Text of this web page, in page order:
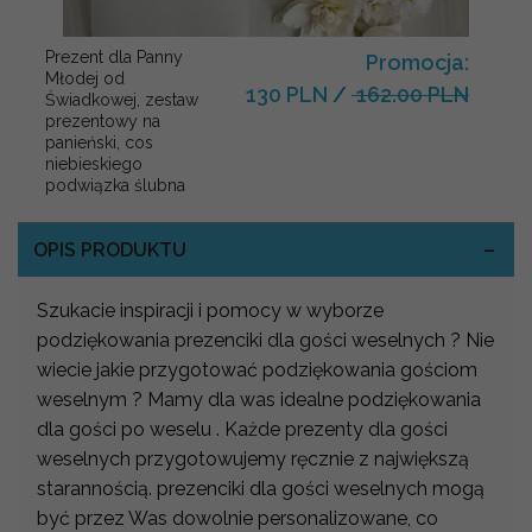
Prezent dla Panny
Młodej od
Świadkowej, zestaw
prezentowy na
panieński, cos
niebieskiego
podwiązka ślubna
Promocja:
130 PLN / 162.00 PLN
OPIS PRODUKTU
Szukacie inspiracji i pomocy w wyborze
podziękowania prezenciki dla gości weselnych ? Nie
wiecie jakie przygotować podziękowania gościom
weselnym ? Mamy dla was idealne podziękowania
dla gości po weselu . Każde prezenty dla gości
weselnych przygotowujemy ręcznie z największą
starannością. prezenciki dla gości weselnych mogą
być przez Was dowolnie personalizowane, co